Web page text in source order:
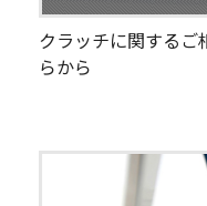
クラッチに関するご
らから